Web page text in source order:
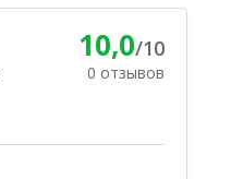
10,0/10
0 отзывов